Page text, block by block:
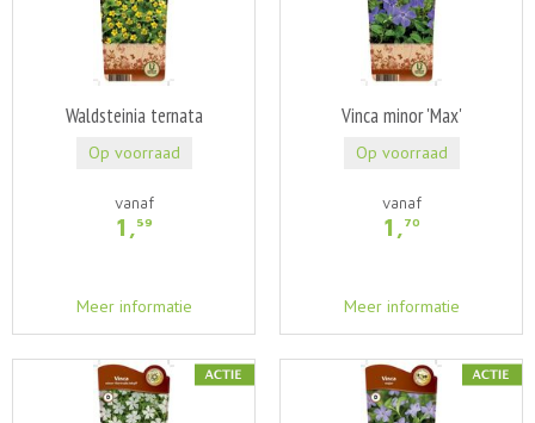
Waldsteinia ternata
vanaf
1 ,59
Meer informatie
Op voorraad
Vinca minor 'Max'
vanaf
1 ,70
Meer informatie
Op voorraad